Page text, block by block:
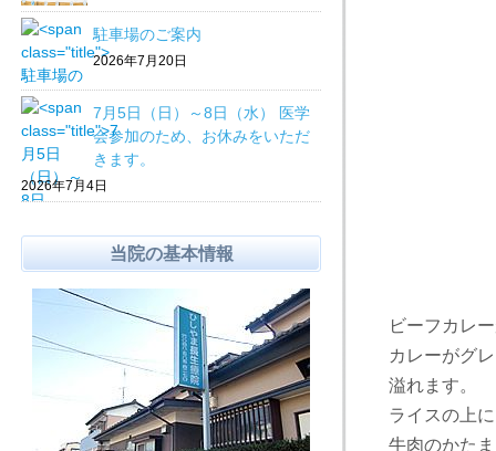
ビーフカレ
カレーがグ
溢れます。
ライスの上
牛肉のかた
駐車場のご案内
2026年7月20日
7月5日（日）～8日（水） 医学
会参加のため、お休みをいただ
きます。
2026年7月4日
当院の基本情報